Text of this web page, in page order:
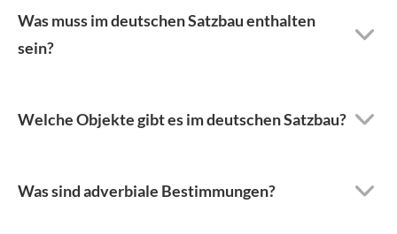
Was muss im deutschen Satzbau enthalten
sein?
Welche Objekte gibt es im deutschen Satzbau?
Was sind adverbiale Bestimmungen?